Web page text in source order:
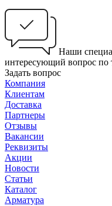
Наши
интересующий вопрос по
Задать вопрос
Компания
Клиентам
Доставка
Партнеры
Отзывы
Вакансии
Реквизиты
Акции
Новости
Статьи
Каталог
Арматура